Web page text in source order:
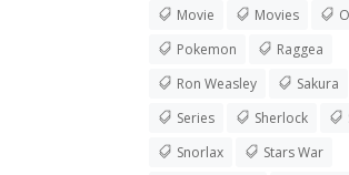
Movie
Movies
Pokemon
Raggea
Ron Weasley
Sakura
Series
Sherlock
Snorlax
Stars War